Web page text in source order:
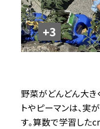
+3
野菜がどんどん大き
トやピーマンは、実
す。算数で学習した